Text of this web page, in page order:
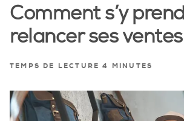
Comment s’y
relancer ses
TEMPS DE LECTURE 4 MINUTES